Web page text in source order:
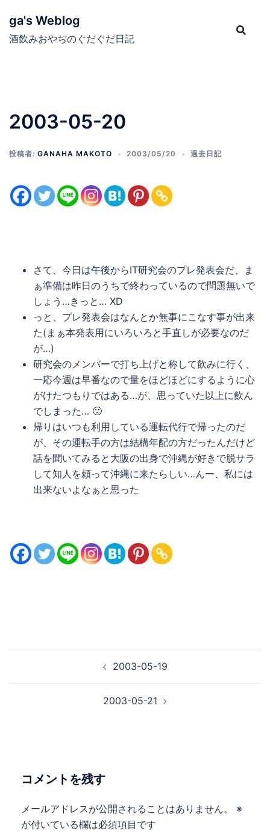
ga's Weblog
酒飲みおやぢのぐだぐだ日記
2003-05-20
投稿者: GANAHA MAKOTO 2003/05/20 過去日記
さて、今日は午後からIT研究会のプレ発表会だ、ま
ぁ準備は昨日のうちで終わっているので問題無いで
しょう…きっと… XD
っと、プレ発表会はなんとか無事にこなす事が出来
た(まぁ本発表用にいろいろと手直しが必要なのだ
が…)
研究会のメンバーで打ち上げと称して飲みに行く、
一応今週は早番なので量をほどほどにするように心
がけたつもりではある…が、思っていた以上に飲ん
でしまった… 🙁
帰りはいつも利用している運転代行で帰ったのだ
が、その運転手の方は結構年配の方だったんだけど
話を聞いてみると大阪の出身で沖縄が好きで脱サラ
して知人を頼って沖縄に来たらしい…んー、私には
出来ないよなぁと思った
ョ
2003-05-19
2003-05-21
コメントを残す
メールアドレスが公開されることはありません。
※
が付いている欄は必須項目です